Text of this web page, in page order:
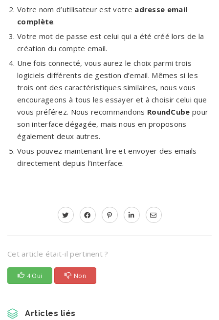
Votre nom d’utilisateur est votre adresse email
complète.
Votre mot de passe est celui qui a été créé lors de la
création du compte email.
Une fois connecté, vous aurez le choix parmi trois
logiciels différents de gestion d’email. Mêmes si les
trois ont des caractéristiques similaires, nous vous
encourageons à tous les essayer et à choisir celui que
vous préférez. Nous recommandons RoundCube pour
son interface dégagée, mais nous en proposons
également deux autres.
Vous pouvez maintenant lire et envoyer des emails
directement depuis l’interface.
Cet article était-il pertinent ?
4 Oui Non
Articles liés